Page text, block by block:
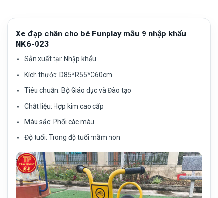
Xe đạp chân cho bé Funplay mẫu 9 nhập khẩu
NK6-023
Sản xuất tại: Nhập khẩu
Kích thước: D85*R55*C60cm
Tiêu chuẩn: Bộ Giáo dục và Đào tạo
Chất liệu: Hợp kim cao cấp
Màu sắc: Phối các màu
Độ tuổi: Trong độ tuổi mầm non